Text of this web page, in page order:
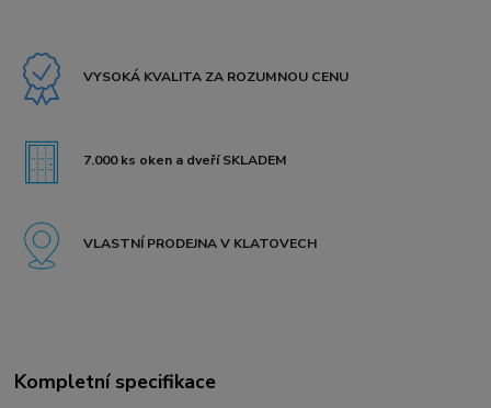
VYSOKÁ KVALITA ZA ROZUMNOU CENU
7.000 ks oken a dveří SKLADEM
VLASTNÍ PRODEJNA V KLATOVECH
Kompletní specifikace